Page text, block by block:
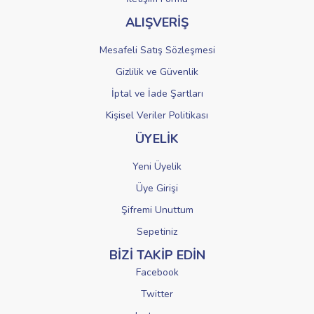
ALIŞVERİŞ
Mesafeli Satış Sözleşmesi
Gizlilik ve Güvenlik
İptal ve İade Şartları
Kişisel Veriler Politikası
ÜYELİK
Yeni Üyelik
Üye Girişi
Şifremi Unuttum
Sepetiniz
BİZİ TAKİP EDİN
Facebook
Twitter